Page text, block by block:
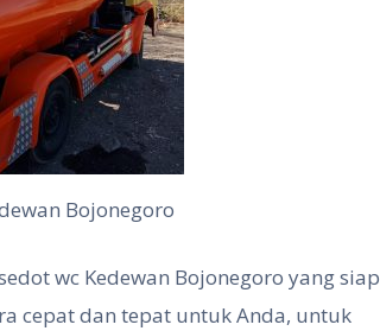
Bojonegoro
wc Kedewan Bojonegoro yang siap
cepat dan tepat untuk Anda, untuk